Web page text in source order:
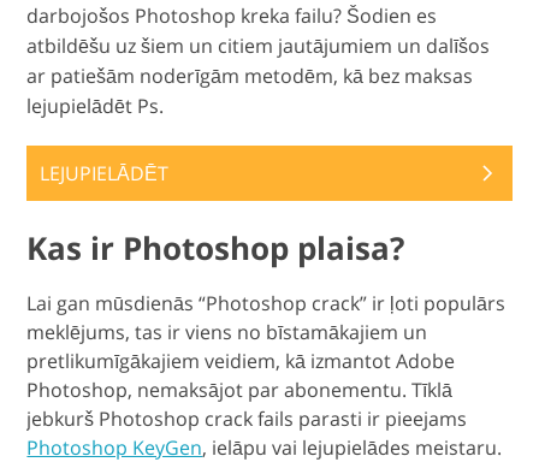
darbojošos Photoshop kreka failu? Šodien es
atbildēšu uz šiem un citiem jautājumiem un dalīšos
ar patiešām noderīgām metodēm, kā bez maksas
lejupielādēt Ps.
LEJUPIELĀDĒT
Kas ir Photoshop plaisa?
Lai gan mūsdienās “Photoshop crack” ir ļoti populārs
meklējums, tas ir viens no bīstamākajiem un
pretlikumīgākajiem veidiem, kā izmantot Adobe
Photoshop, nemaksājot par abonementu. Tīklā
jebkurš Photoshop crack fails parasti ir pieejams
Photoshop KeyGen, ielāpu vai lejupielādes meistaru.